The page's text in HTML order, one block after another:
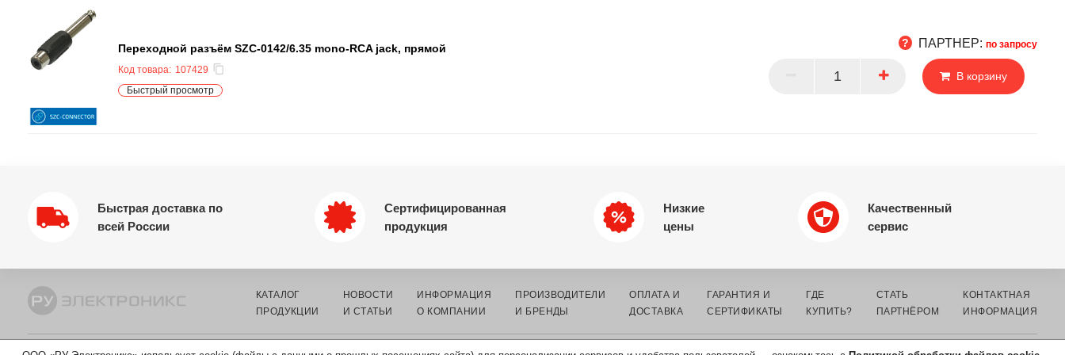
Переходной разъём SZC-0142/6.35 mono-RCA jack, прямой
Код товара: 107429
Быстрый просмотр
ПАРТНЕР: по запросу
В корзину
Быстрая доставка по
всей России
Сертифицированная
продукция
Низкие
цены
Качественный
сервис
КАТАЛОГ
ПРОДУКЦИИ
НОВОСТИ
И СТАТЬИ
ИНФОРМАЦИЯ
О КОМПАНИИ
ПРОИЗВОДИТЕЛИ
И БРЕНДЫ
ОПЛАТА И
ДОСТАВКА
ГАРАНТИЯ И
СЕРТИФИКАТЫ
ГДЕ
КУПИТЬ?
СТАТЬ
ПАРТНЁРОМ
КОНТАКТНАЯ
ИНФОРМАЦИЯ